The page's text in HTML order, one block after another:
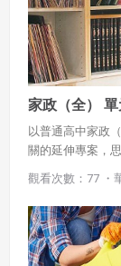
家政（全）
以普通高中家政
關的延伸專案，
觀看次數：77 ・